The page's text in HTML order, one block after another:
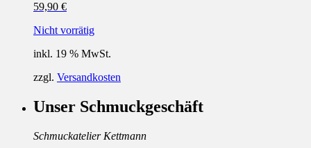
59,90 €
Nicht vorrätig
inkl. 19 % MwSt.
zzgl. Versandkosten
Unser Schmuckgeschäft
Schmuckatelier Kettmann